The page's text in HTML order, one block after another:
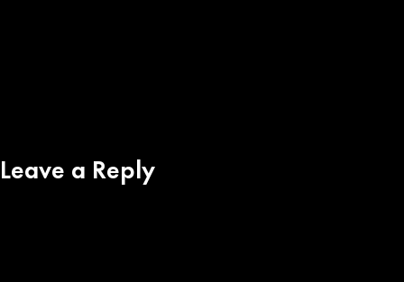
Leave a Reply